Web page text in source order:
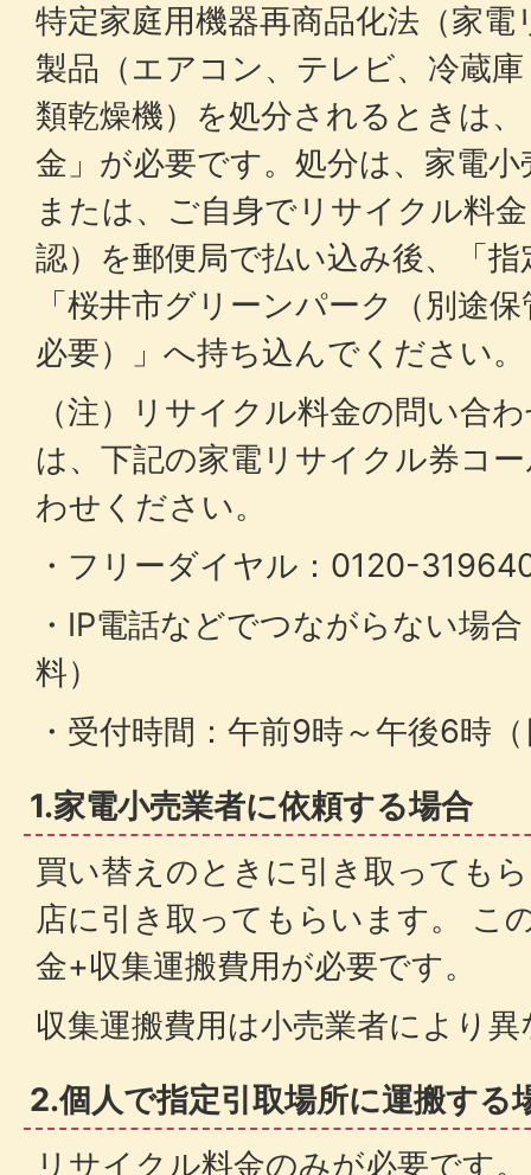
特定家庭用機器再商品化法（家
製品（エアコン、テレビ、冷蔵
類乾燥機）を処分されるときは
金」が必要です。処分は、家電
または、ご自身でリサイクル料
認）を郵便局で払い込み後、「
「桜井市グリーンパーク（別途
必要）」へ持ち込んでください。
（注）リサイクル料金の問い合
は、下記の家電リサイクル券コ
わせください。
・フリーダイヤル：0120-
・IP電話などでつながらない場
料）
・受付時間：午前9時～午後6時
1.家電小売業者に依頼する場合
買い替えのときに引き取っても
店に引き取ってもらいます。 こ
金+収集運搬費用が必要です。
収集運搬費用は小売業者により
2.個人で指定引取場所に運搬する
リサイクル料金のみが必要です。